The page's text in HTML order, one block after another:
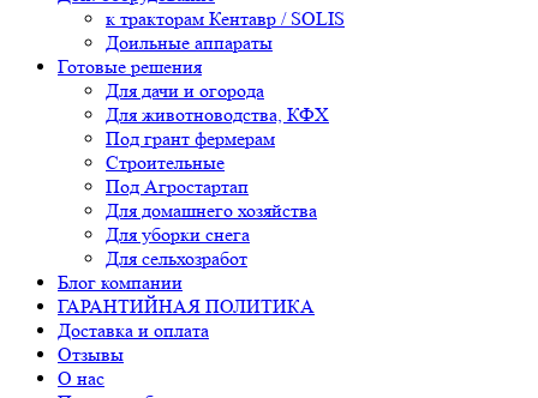
к тракторам Кентавр / SOLIS
Доильные аппараты
Готовые решения
Для дачи и огорода
Для животноводства, КФХ
Под грант фермерам
Строительные
Под Агростартап
Для домашнего хозяйства
Для уборки снега
Для сельхозработ
Блог компании
ГАРАНТИЙНАЯ ПОЛИТИКА
Доставка и оплата
Отзывы
О нас